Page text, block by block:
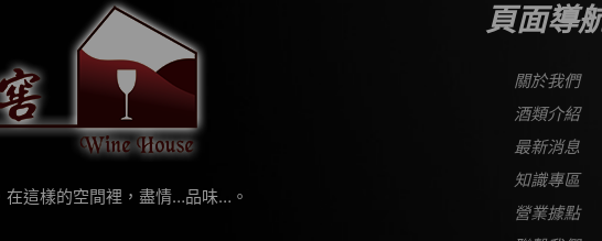
這樣的空間裡，盡情…品味…。
頁面導
關於我們
酒類介紹
最新消息
知識專區
營業據點